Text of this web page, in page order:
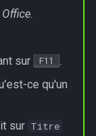
gloutons
.
sur
F11
ce qu'un
sur Titre